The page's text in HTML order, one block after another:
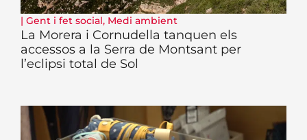
| Gent i fet social, Medi ambient
La Morera i Cornudella tanquen els
accessos a la Serra de Montsant per
l’eclipsi total de Sol